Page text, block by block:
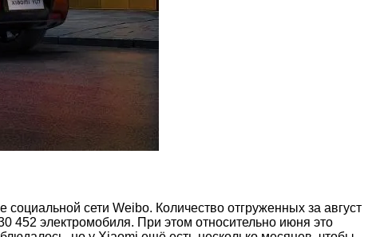
сети Weibo. Количество отгруженных за август
452 электромобиля. При этом относительно июня это